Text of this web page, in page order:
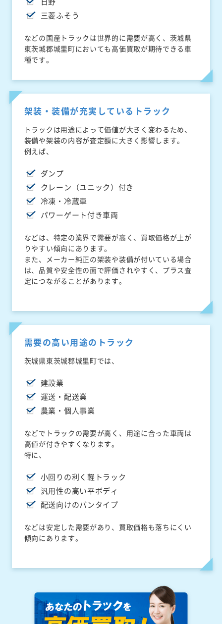
三菱ふそう
などの国産トラックは世界的に需要が高く、茨城県
東茨城郡城里町においても高価買取が期待できる車
種です。
架装・装備が充実しているトラック
トラックは用途によって価値が大きく変わるため、
装備や架装の内容が査定額に大きく影響します。
例えば、
ダンプ
クレーン（ユニック）付き
冷凍・冷蔵車
パワーゲート付き車両
などは、特定の業界で需要が高く、買取価格が上が
りやすい傾向にあります。
また、メーカー純正の架装や装備が付いている場合
は、品質や安全性の面で評価されやすく、プラス査
定につながることがあります。
需要の高い用途のトラック
茨城県東茨城郡城里町では、
建設業
運送・配送業
農業・個人事業
などでトラックの需要が高く、用途に合った車両は
高値が付きやすくなります。
特に、
小回りの利く軽トラック
汎用性の高い平ボディ
配送向けのバンタイプ
などは安定した需要があり、買取価格も落ちにくい
傾向にあります。